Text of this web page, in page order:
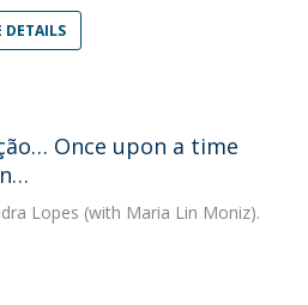
DETAILS
Once upon a time
Lopes (with Maria Lin Moniz).